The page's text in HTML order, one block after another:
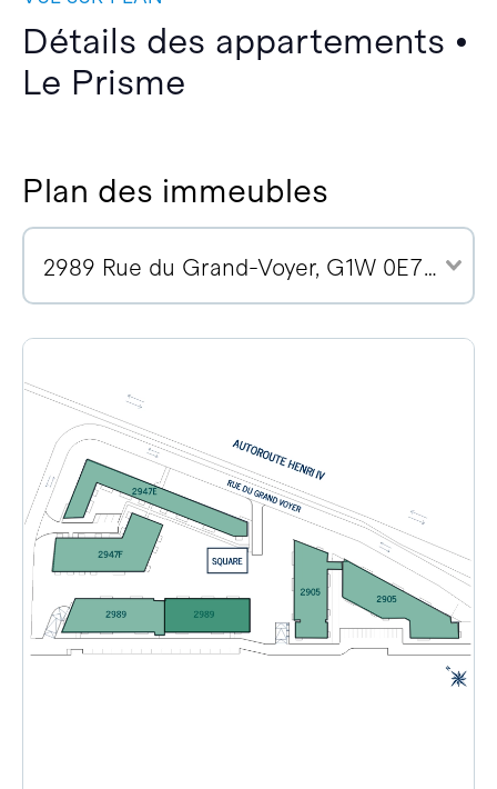
Détails des appartements •
Le Prisme
Plan des immeubles
2989 Rue du Grand-Voyer, G1W 0E7 (7)